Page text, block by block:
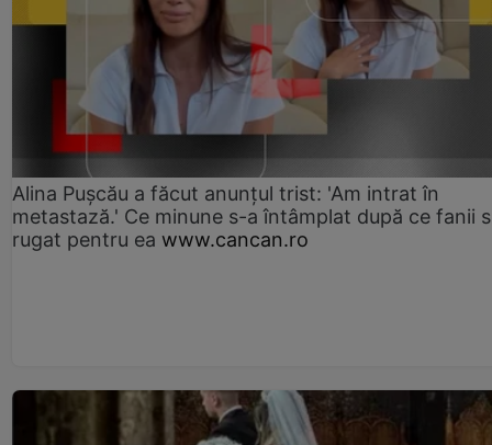
Alina Pușcău a făcut anunțul trist: 'Am intrat în
metastază.' Ce minune s-a întâmplat după ce fanii
rugat pentru ea www.cancan.ro